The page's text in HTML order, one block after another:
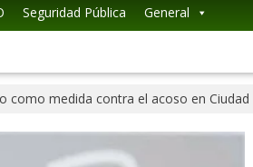
Seguridad Pública General
como medida contra el acoso en